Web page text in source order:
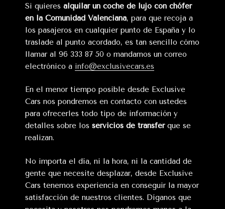
Si quieres alquilar un coche de lujo con chófer
en la Comunidad Valenciana, para que recoja a
los pasajeros en cualquier punto de España y lo
traslade al punto acordado, es tan sencillo cómo
llamar al 96 333 87 50 o mandarnos un correo
electrónico a info@exclusivecars.es
En el menor tiempo posible desde Exclusive
Cars nos pondremos en contacto con ustedes
para ofrecerles todo tipo de información y
detalles sobre los servicios de transfer que se
realizan.
No importa el día, ni la hora, ni la cantidad de
gente que necesite desplazar, desde Exclusive
Cars tenemos experiencia en conseguir la mayor
satisfacción de nuestros clientes. Díganos que